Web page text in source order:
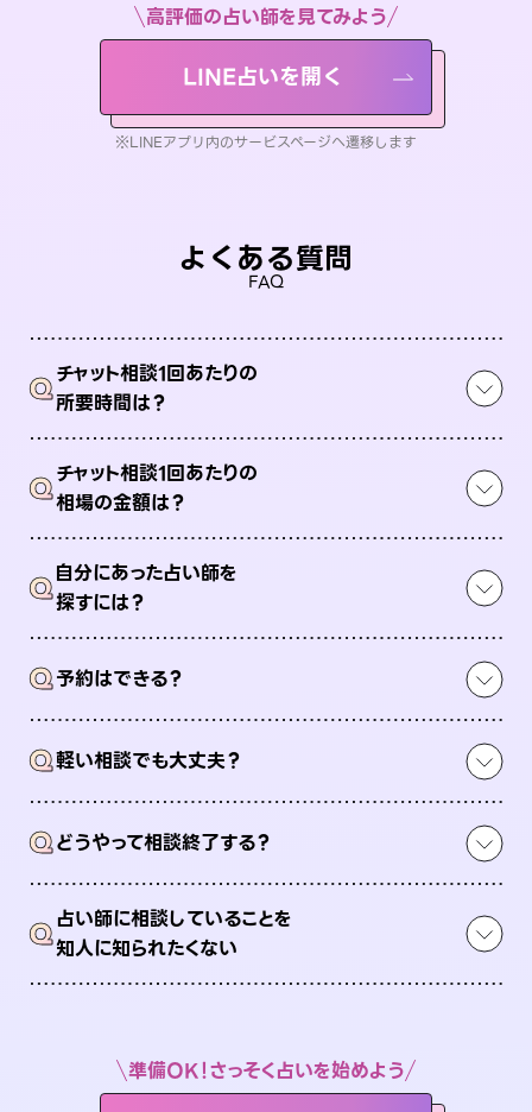
高評価の占い師を見てみよう
LINE占いを開く
※LINEアプリ内のサービスページへ遷移します
よくある質問
FAQ
Qチャット相談1回あたりの
所要時間は？
Qチャット相談1回あたりの
相場の金額は？
Q自分にあった占い師を
探すには？
Q予約はできる？
Q軽い相談でも大丈夫？
Qどうやって相談終了する？
Q占い師に相談していることを
知人に知られたくない
準備OK！さっそく占いを始めよう